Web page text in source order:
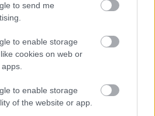
to send me
to enable storage
cookies on web or
to enable storage
of the website or app.
szezonbérlet,
egy verseny, de a verekedős
ünnepe is, így nem csoda, hogy
fokozták a hangulatot a